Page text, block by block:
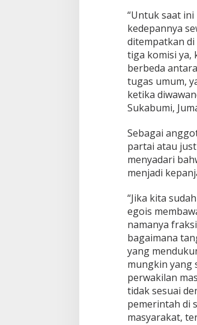
“Untuk saat
kedepannya
ditempatkan di
tiga komisi ya,
berbeda
tugas umum,
ketika
Sukabumi,
Sebagai
partai atau
menyadari
menjadi
“Jika kita
egois
namanya
bagaimana
yang
mungkin yang
perwakilan
tidak sesuai
pemerintah di
masyarakat,